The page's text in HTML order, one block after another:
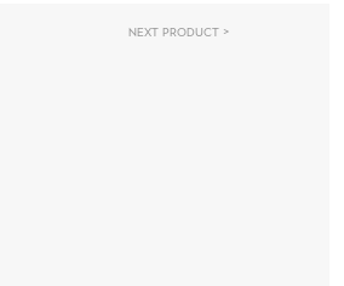
Next product